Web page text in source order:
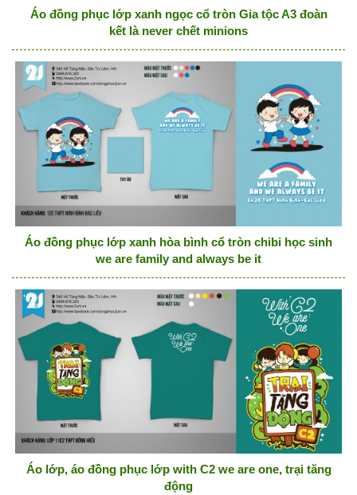
Áo đồng phục lớp xanh ngọc cổ tròn Gia tộc A3 đoàn
kết là never chết minions
Áo đồng phục lớp xanh hòa bình cổ tròn chibi học sinh
we are family and always be it
Áo lớp, áo đồng phục lớp with C2 we are one, trại tăng
động